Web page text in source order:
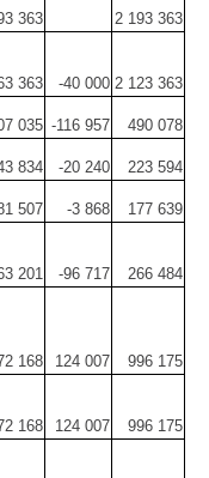
363 2 193 363
363 -40 000 2 123 363
035 -116 957 490 078
834 -20 240 223 594
507 -3 868 177 639
201 -96 717 266 484
168 124 007 996 175
168 124 007 996 175